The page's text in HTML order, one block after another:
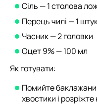
Сіль — 1 столова
Перець чилі — 1
Часник — 2 головки
Оцет 9% — 100 мл
Як готувати:
Помийте баклажани
хвостики і